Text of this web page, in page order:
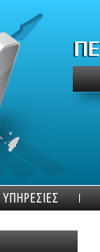
ΥΠΗΡΕΣΙΕΣ